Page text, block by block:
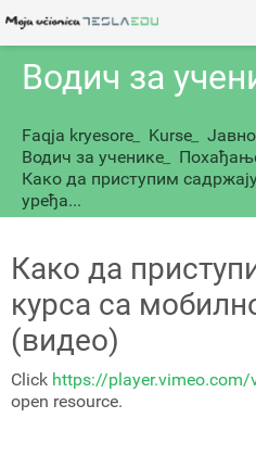
Водич за
Faqja kryesore_ Kurse_
Водич за ученике_
Како да приступим
уређа...
Како да
курса са
(видео)
Click https://
open resource.